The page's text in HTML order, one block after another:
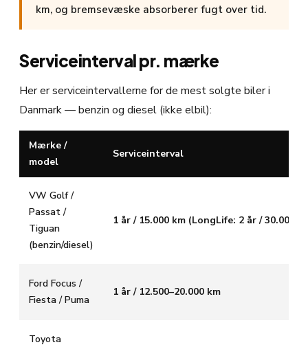
km, og bremsevæske absorberer fugt over tid.
Serviceinterval pr. mærke
Her er serviceintervallerne for de mest solgte biler i
Danmark — benzin og diesel (ikke elbil):
Mærke /
model
Serviceinterval
VW Golf /
Passat /
Tiguan
(benzin/diesel)
1 år / 15.000 km (LongLife: 2 år / 30.000
Ford Focus /
Fiesta / Puma
1 år / 12.500–20.000 km
Toyota